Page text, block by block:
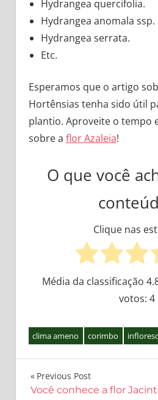
Hydrangea quercifolia.
Hydrangea anomala
Hydrangea serrata.
Etc.
Esperamos que o artigo
Hortênsias tenha sido útil
plantio. Aproveite o tempo
sobre a flor Azaleia!
O que você
Clique nas
Média da classificação
votos: 4
clima ameno corimbo
Navegação
Previous Post
Você conhece a flor